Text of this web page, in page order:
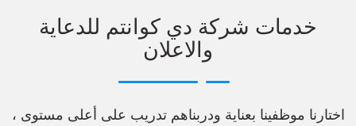
خدمات شركة دي كوانتم للدعاية
والاعلان
اختارنا موظفينا بعناية ودربناهم تدريب على أعلى مستوى ،